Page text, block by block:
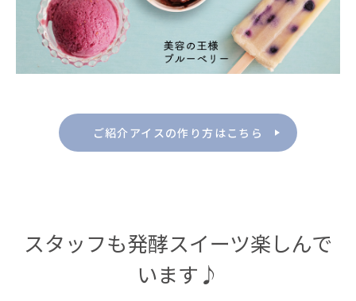
ご紹介アイスの作り方はこちら
スタッフも発酵スイーツ楽しんで
います♪